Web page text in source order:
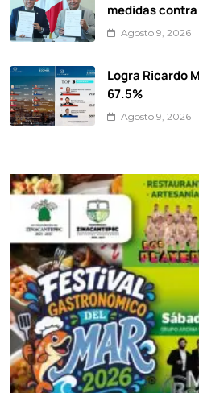
medidas
Agosto 9, 2026
Logra Ricardo
67.5%
Agosto 9, 2026